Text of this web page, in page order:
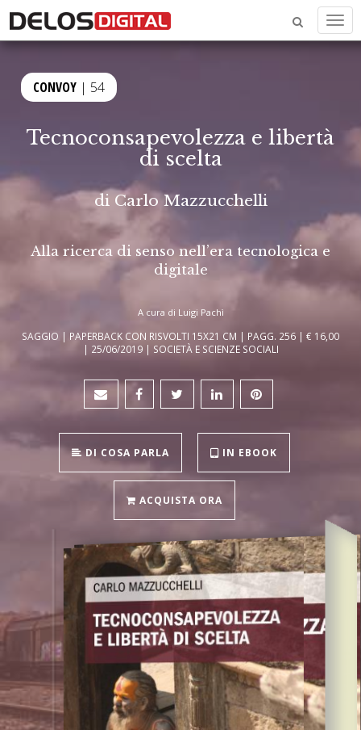
CONVOY | 54
Tecnoconsapevolezza e libertà
di scelta
di Carlo Mazzucchelli
Alla ricerca di senso nell’era tecnologica e
digitale
A cura di Luigi Pachì
SAGGIO | PAPERBACK CON RISVOLTI 15X21 CM | PAGG. 256 | € 16,00
| 25/06/2019 | SOCIETÀ E SCIENZE SOCIALI
DI COSA PARLA IN EBOOK
ACQUISTA ORA